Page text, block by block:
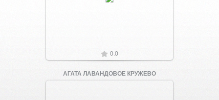
0.0
АГАТА ЛАВАНДОВОЕ КРУЖЕВО